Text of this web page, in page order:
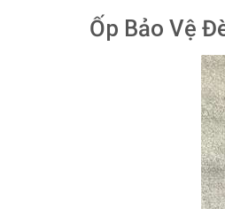
Ốp Bảo Vệ